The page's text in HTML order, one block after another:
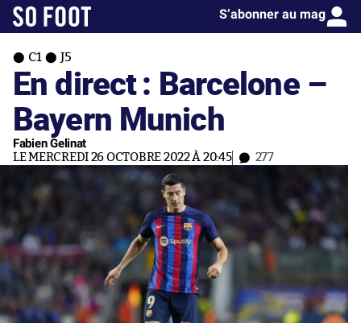
S’abonner au mag
C1 J5
En direct : Barcelone –
Bayern Munich
Fabien Gelinat
LE MERCREDI 26 OCTOBRE 2022 À 20:45 277